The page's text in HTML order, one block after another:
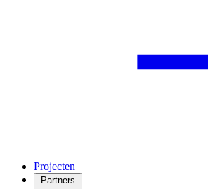
Projecten
Partners